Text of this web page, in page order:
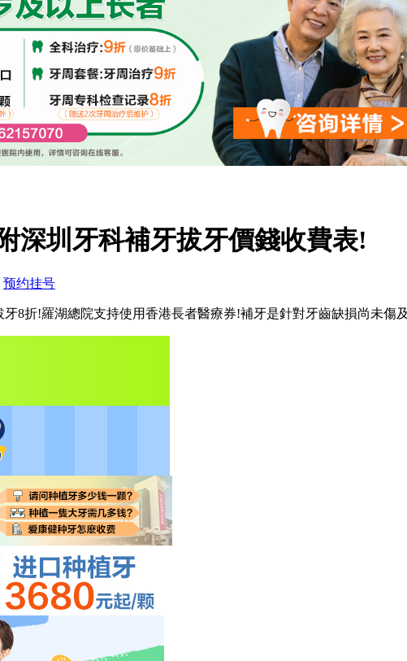
深圳牙科補牙拔牙價錢收費表!
预约挂号
8折!羅湖總院支持使用香港長者醫療券!補牙是針對牙齒缺損尚未傷